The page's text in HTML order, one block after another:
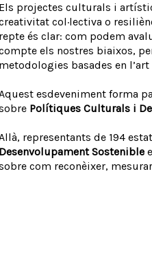
Els projectes culturals i
col·lectiva o
repte és clar: com podem
els nostres biaixos,
metodologies basades en
esdeveniment forma
Polítiques Culturals i
representants de 194
Desenvolupament Sostenible
com reconèixer,